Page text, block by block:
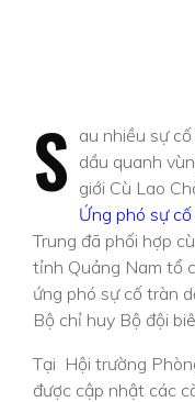
S au nhiều sự
dầu quanh
giới Cù Lao
Ứng phó sự
Trung đã phối hợp
tỉnh Quảng Nam tổ
ứng phó sự cố tràn
Bộ chỉ huy Bộ đội
Tại Hội trường
được cập nhật các